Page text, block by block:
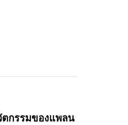
ตกรรมของแพลน